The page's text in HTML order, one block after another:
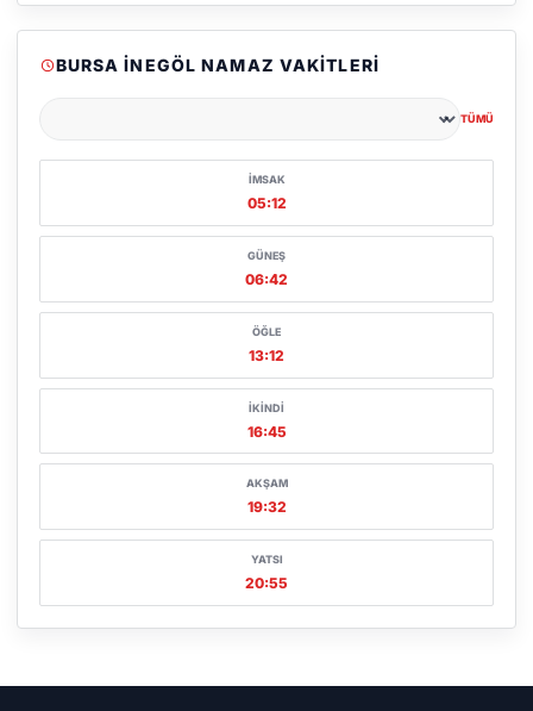
BURSA İNEGÖL NAMAZ VAKITLERI
TÜMÜ
İMSAK
05:12
GÜNEŞ
06:42
ÖĞLE
13:12
İKINDI
16:45
AKŞAM
19:32
YATSI
20:55